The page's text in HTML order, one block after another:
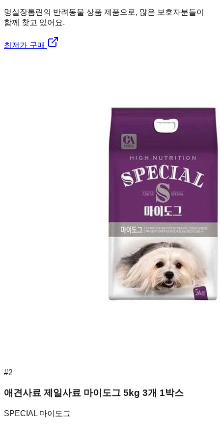
멍실장톰린의 반려동물 상품 제품으로, 많은 보호자분들이
함께 찾고 있어요.
최저가 구매
#2
애견사료 제일사료 마이도그 5kg 3개 1박스
SPECIAL 마이도그